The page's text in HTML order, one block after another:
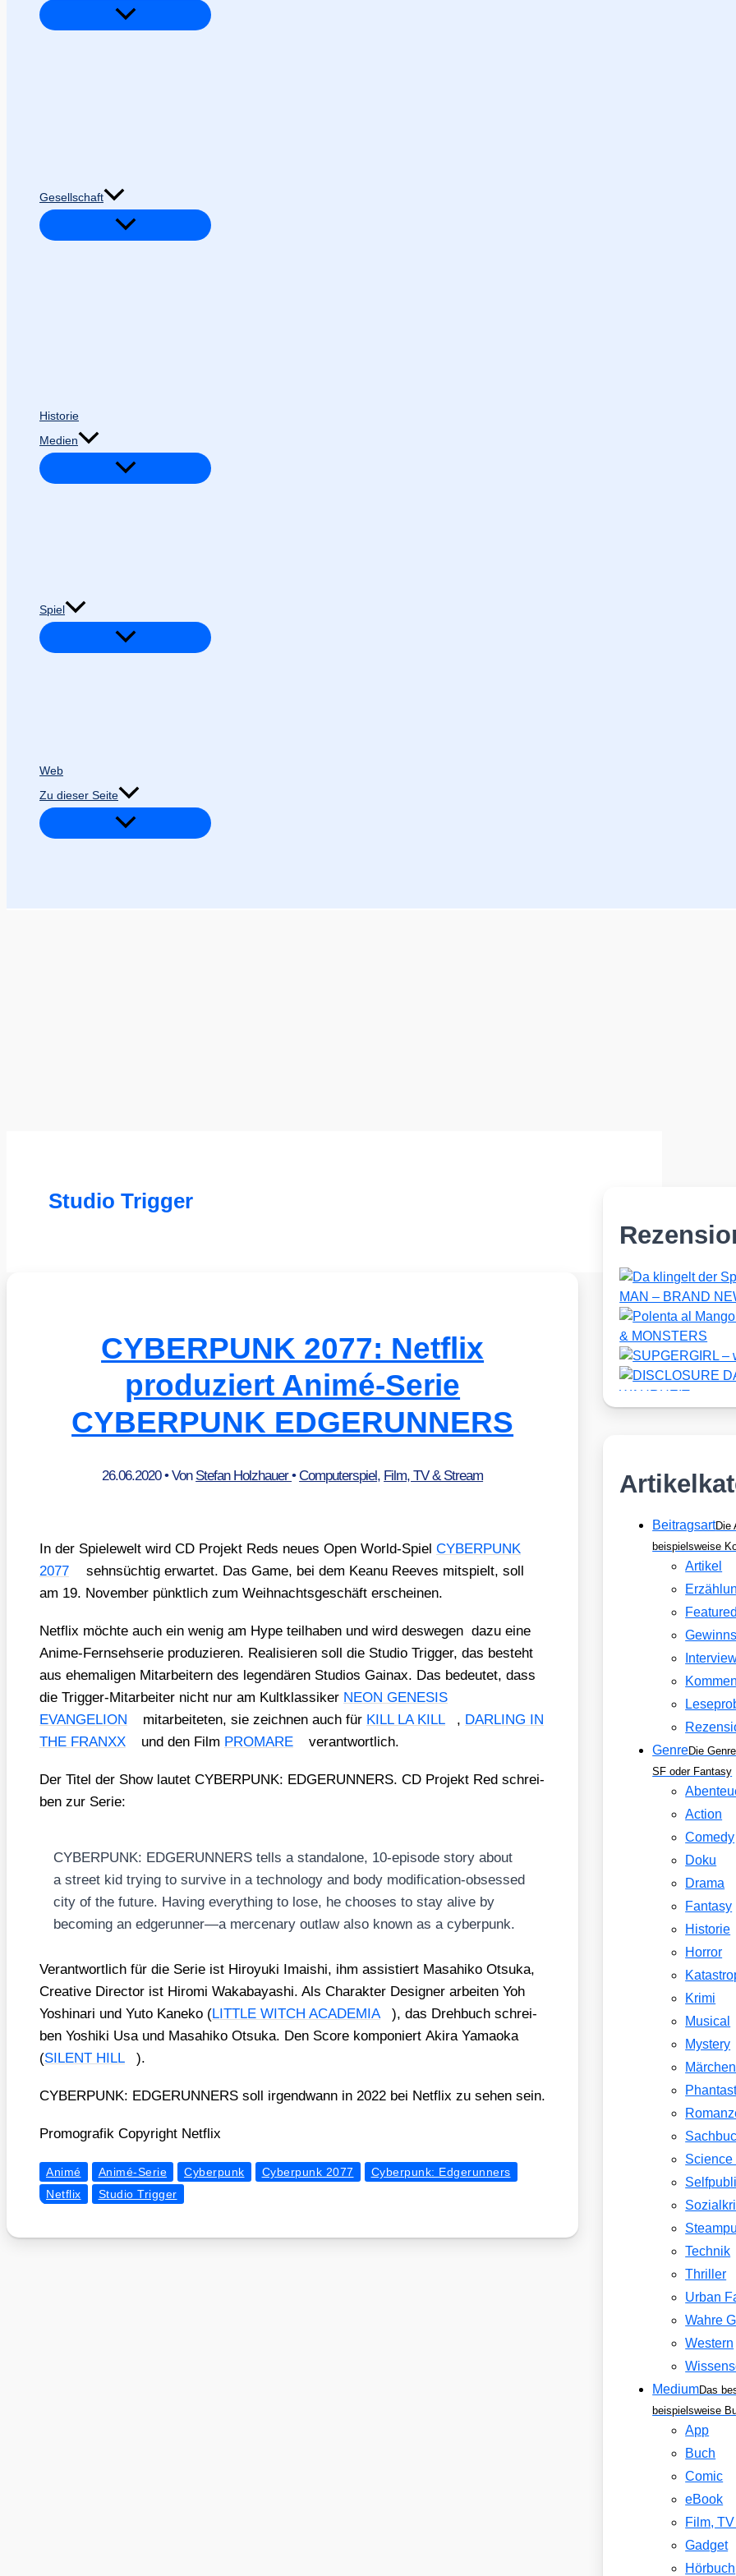
Gesellschaft
Historie
Medien
Spiel
Web
Zu dieser Seite
Studio Trigger
CYBERPUNK 2077: Netflix
produziert Animé-Serie
CYBERPUNK EDGERUNNERS
26.06.2020• Von Stefan Holzhauer•Computerspiel, Film, TV & Stream
In der Spie­le­welt wird CD Pro­jekt Reds neu­es Open World-Spiel CYBERPUNK
2077
sehn­süch­tig erwar­tet. Das Game, bei dem Kea­nu Ree­ves mit­spielt, soll
am 19. Novem­ber pünkt­lich zum Weih­nachts­ge­schäft erschei­nen.
Net­flix möch­te auch ein wenig am Hype teil­ha­ben und wird des­we­gen dazu eine
Ani­me-Fern­seh­se­rie pro­du­zie­ren. Rea­li­sie­ren soll die Stu­dio Trig­ger, das besteht
aus ehe­ma­li­gen Mit­ar­bei­tern des legen­dä­ren Stu­di­os Gai­nax. Das bedeu­tet, dass
die Trig­ger-Mit­ar­bei­ter nicht nur am Kult­klas­si­ker NEON GENESIS
EVANGELION
mit­ar­bei­te­ten, sie zeich­nen auch für KILL LA KILL , DARLING IN
THE FRANXX
und den Film PROMARE ver­ant­wort­lich.
Der Titel der Show lau­tet CYBERPUNK: EDGERUNNERS. CD Pro­jekt Red schrei­
ben zur Serie:
CYBERPUNK: EDGERUNNERS tells a stan­da­lo­ne, 10-epi­so­de sto­ry about
a street kid try­ing to sur­vi­ve in a tech­no­lo­gy and body modi­fi­ca­ti­on-obses­sed
city of the future. Having ever­y­thing to lose, he choo­ses to stay ali­ve by
beco­ming an edgerunner—a mer­cena­ry out­law also known as a cyber­punk.
Ver­ant­wort­lich für die Serie ist Hiroy­u­ki Ima­i­shi, ihm assis­tiert Masa­hi­ko Otsuka,
Crea­ti­ve Direc­tor ist Hiro­mi Waka­ba­ya­shi. Als Cha­rak­ter Desi­gner arbei­ten Yoh
Yoshi­na­ri und Yuto Kan­eko (LITTLE WITCH ACADEMIA
), das Dreh­buch schrei­
ben Yoshi­ki Usa und Masa­hi­ko Otsuka. Den Score kom­po­niert Aki­ra Yamao­ka
(SILENT HILL ).
CYBERPUNK: EDGERUNNERS soll irgend­wann in 2022 bei Net­flix zu sehen sein.
Pro­mo­gra­fik Copy­right Net­flix
Animé Animé-Serie Cyberpunk Cyberpunk 2077
Cyberpunk: Edgerunners
Netflix
Studio Trigger
BeitragsartDie
beispielsweise
Artikel
GenreDie
SF oder Fantasy
Action
Comedy
Doku
Drama
Fantasy
Historie
Horror
Krimi
Musical
Mystery
Märchen
Science
Technik
Thriller
Urban
Wahre
Western
MediumDas
beispielsweise
App
Buch
Comic
eBook
Film,
Gadget
Hörbuch